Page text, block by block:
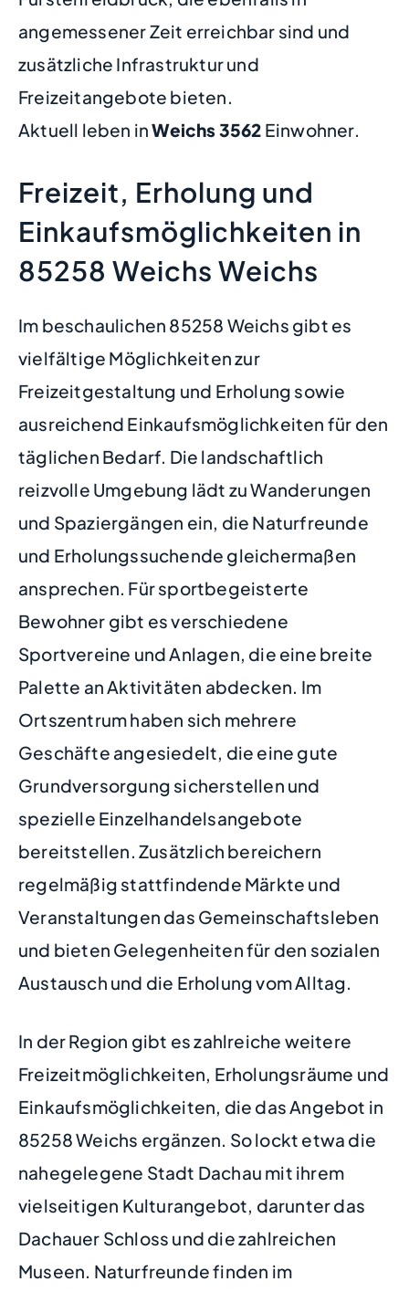
angemessener Zeit erreichbar sind und
zusätzliche Infrastruktur und
Freizeitangebote bieten.
Aktuell leben inWeichs 3562 Einwohner.
Freizeit, Erholung und
Einkaufsmöglichkeiten in
85258 Weichs Weichs
Im beschaulichen 85258 Weichs gibt es
vielfältige Möglichkeiten zur
Freizeitgestaltung und Erholung sowie
ausreichend Einkaufsmöglichkeiten für den
täglichen Bedarf. Die landschaftlich
reizvolle Umgebung lädt zu Wanderungen
und Spaziergängen ein, die Naturfreunde
und Erholungssuchende gleichermaßen
ansprechen. Für sportbegeisterte
Bewohner gibt es verschiedene
Sportvereine und Anlagen, die eine breite
Palette an Aktivitäten abdecken. Im
Ortszentrum haben sich mehrere
Geschäfte angesiedelt, die eine gute
Grundversorgung sicherstellen und
spezielle Einzelhandelsangebote
bereitstellen. Zusätzlich bereichern
regelmäßig stattfindende Märkte und
Veranstaltungen das Gemeinschaftsleben
und bieten Gelegenheiten für den sozialen
Austausch und die Erholung vom Alltag.
In der Region gibt es zahlreiche weitere
Freizeitmöglichkeiten, Erholungsräume und
Einkaufsmöglichkeiten, die das Angebot in
85258 Weichs ergänzen. So lockt etwa die
nahegelegene Stadt Dachau mit ihrem
vielseitigen Kulturangebot, darunter das
Dachauer Schloss und die zahlreichen
Museen. Naturfreunde finden im